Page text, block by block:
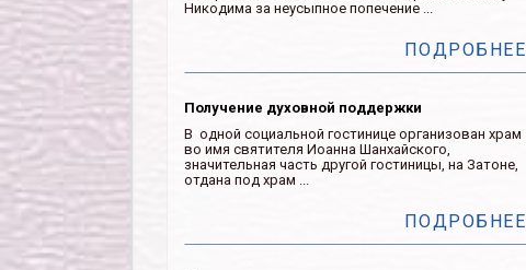
Никодима за неусыпное попечение ...
ПОДРОБНЕЕ
Получение духовной поддержки
В одной социальной гостинице организован храм
во имя святителя Иоанна Шанхайского,
значительная часть другой гостиницы, на Затоне,
отдана под храм ...
ПОДРОБНЕЕ